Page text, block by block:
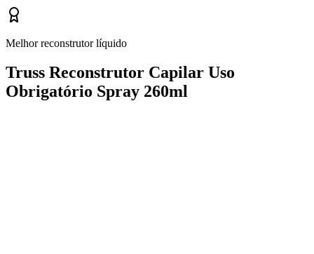
Melhor reconstrutor líquido
Truss Reconstrutor Capilar Uso
Obrigatório Spray 260ml